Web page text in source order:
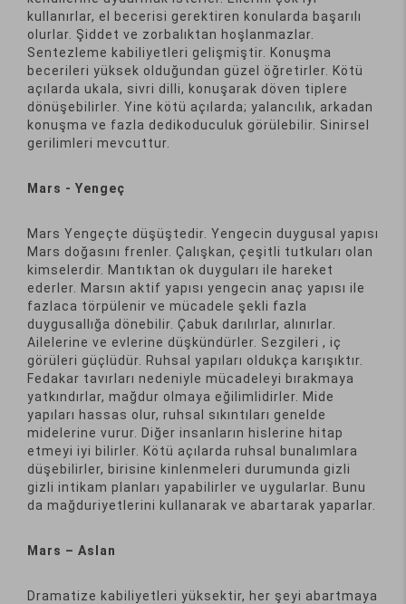
kullanırlar, el becerisi gerektiren konularda başarılı
olurlar. Şiddet ve zorbalıktan hoşlanmazlar.
Sentezleme kabiliyetleri gelişmiştir. Konuşma
becerileri yüksek olduğundan güzel öğretirler. Kötü
açılarda ukala, sivri dilli, konuşarak döven tiplere
dönüşebilirler. Yine kötü açılarda; yalancılık, arkadan
konuşma ve fazla dedikoduculuk görülebilir. Sinirsel
gerilimleri mevcuttur.
Mars - Yengeç
Mars Yengeçte düşüştedir. Yengecin duygusal yapısı
Mars doğasını frenler. Çalışkan, çeşitli tutkuları olan
kimselerdir. Mantıktan ok duyguları ile hareket
ederler. Marsın aktif yapısı yengecin anaç yapısı ile
fazlaca törpülenir ve mücadele şekli fazla
duygusallığa dönebilir. Çabuk darılırlar, alınırlar.
Ailelerine ve evlerine düşkündürler. Sezgileri , iç
görüleri güçlüdür. Ruhsal yapıları oldukça karışıktır.
Fedakar tavırları nedeniyle mücadeleyi bırakmaya
yatkındırlar, mağdur olmaya eğilimlidirler. Mide
yapıları hassas olur, ruhsal sıkıntıları genelde
midelerine vurur. Diğer insanların hislerine hitap
etmeyi iyi bilirler. Kötü açılarda ruhsal bunalımlara
düşebilirler, birisine kinlenmeleri durumunda gizli
gizli intikam planları yapabilirler ve uygularlar. Bunu
da mağduriyetlerini kullanarak ve abartarak yaparlar.
Mars – Aslan
Dramatize kabiliyetleri yüksektir, her şeyi abartmaya